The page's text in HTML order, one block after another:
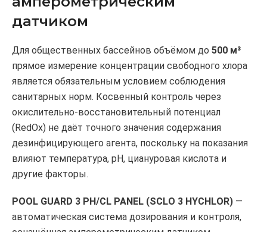
датчиком
Для общественных бассейнов объёмом до 500 м³
прямое измерение концентрации свободного хлора
является обязательным условием соблюдения
санитарных норм. Косвенный контроль через
окислительно-восстановительный потенциал
(RedOx) не даёт точного значения содержания
дезинфицирующего агента, поскольку на показания
влияют температура, pH, циануровая кислота и
другие факторы.
POOL GUARD 3 PH/CL PANEL (SCLO 3 HYCHLOR) —
автоматическая система дозирования и контроля,